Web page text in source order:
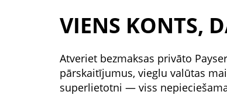
VIENS KONTS,
Atveriet bezmaksas privāto
pārskaitījumus, vieglu valūtas
superlietotni — viss